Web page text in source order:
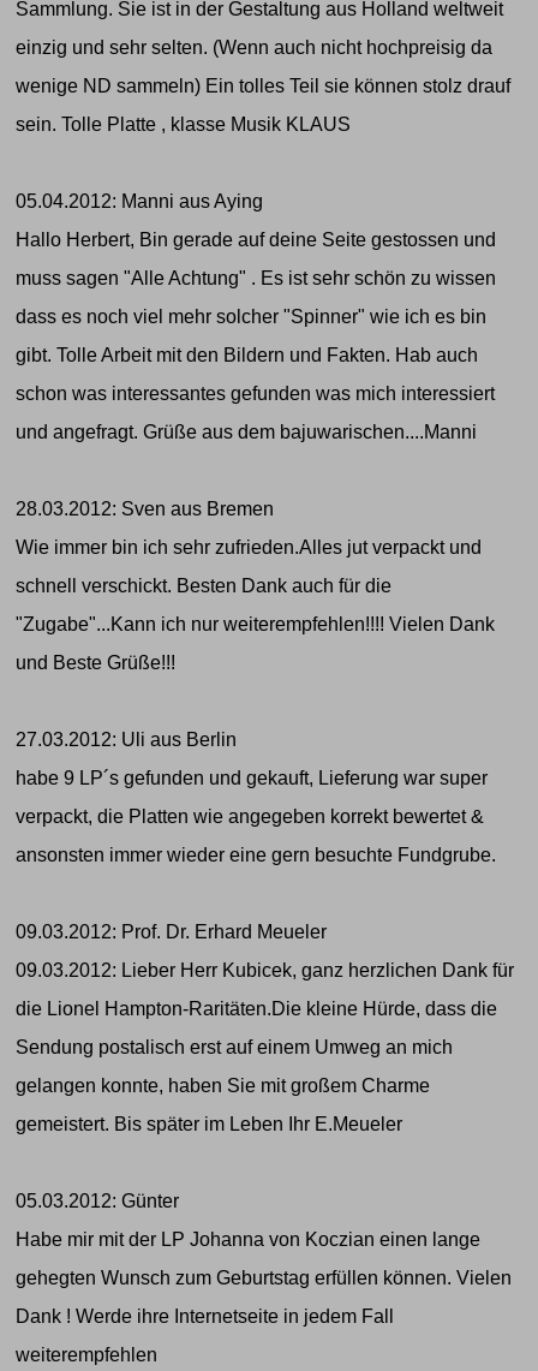
Sammlung. Sie ist in der Gestaltung aus Holland weltweit
einzig und sehr selten. (Wenn auch nicht hochpreisig da
wenige ND sammeln) Ein tolles Teil sie können stolz drauf
sein. Tolle Platte , klasse Musik KLAUS
05.04.2012: Manni aus Aying
Hallo Herbert, Bin gerade auf deine Seite gestossen und
muss sagen "Alle Achtung" . Es ist sehr schön zu wissen
dass es noch viel mehr solcher "Spinner" wie ich es bin
gibt. Tolle Arbeit mit den Bildern und Fakten. Hab auch
schon was interessantes gefunden was mich interessiert
und angefragt. Grüße aus dem bajuwarischen....Manni
28.03.2012: Sven aus Bremen
Wie immer bin ich sehr zufrieden.Alles jut verpackt und
schnell verschickt. Besten Dank auch für die
"Zugabe"...Kann ich nur weiterempfehlen!!!! Vielen Dank
und Beste Grüße!!!
27.03.2012: Uli aus Berlin
habe 9 LP´s gefunden und gekauft, Lieferung war super
verpackt, die Platten wie angegeben korrekt bewertet &
ansonsten immer wieder eine gern besuchte Fundgrube.
09.03.2012: Prof. Dr. Erhard Meueler
09.03.2012: Lieber Herr Kubicek, ganz herzlichen Dank für
die Lionel Hampton-Raritäten.Die kleine Hürde, dass die
Sendung postalisch erst auf einem Umweg an mich
gelangen konnte, haben Sie mit großem Charme
gemeistert. Bis später im Leben Ihr E.Meueler
05.03.2012: Günter
Habe mir mit der LP Johanna von Koczian einen lange
gehegten Wunsch zum Geburtstag erfüllen können. Vielen
Dank ! Werde ihre Internetseite in jedem Fall
weiterempfehlen